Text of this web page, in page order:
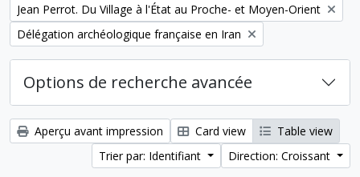
Remove filter:
Jean Perrot. Du Village à l'État au Proche- et Moyen-Orient
Remove filter:
Délégation archéologique française en Iran
Options de recherche avancée
Aperçu avant impression Card view
Table view
Trier par: Identifiant
Direction: Croissant